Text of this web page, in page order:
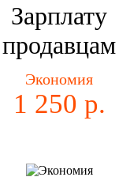
Зарплату
продавцам
Экономия
1 250 р.